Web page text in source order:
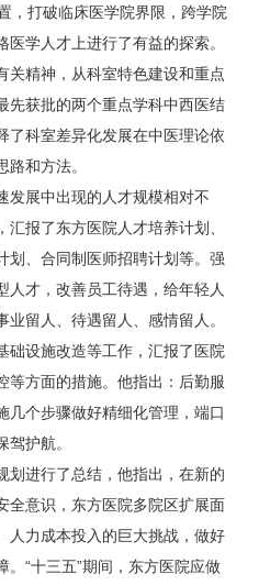
，打破临床医学院界限，跨学院
学人才上进行了有益的探索。
关精神，从科室特色建设和重点
先获批的两个重点学科中西医结
了科室差异化发展在中医理论依
和方法。
发展中出现的人才规模相对不
报了东方医院人才培养计划、
划、合同制医师招聘计划等。强
人才，改善员工待遇，给年轻人
留人、待遇留人、感情留人。
础设施改造等工作，汇报了医院
等方面的措施。他指出：后勤服
几个步骤做好精细化管理，端口
护航。
划进行了总结，他指出，在新的
全意识，东方医院多院区扩展面
人力成本投入的巨大挑战，做好
“十三五”期间，东方医院应做